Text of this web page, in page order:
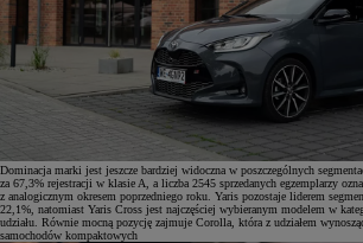
Dominacja marki jest jeszcze bardziej widoczna w poszczególnych
za 67,3% rejestracji w klasie A, a liczba 2545 sprzedanych egzemplarzy
z analogicznym okresem poprzedniego roku. Yaris pozostaje liderem
22,1%, natomiast Yaris Cross jest najczęściej wybieranym modelem w
udziału. Równie mocną pozycję zajmuje Corolla, która z udziałem
samochodów kompaktowych